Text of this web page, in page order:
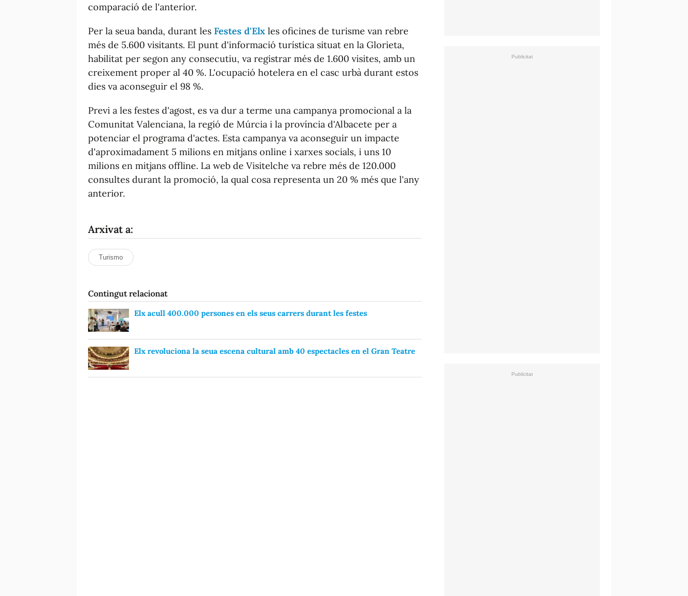
comparació de l'anterior.
Per la seua banda, durant les Festes d'Elx les oficines de turisme van rebre
més de 5.600 visitants. El punt d'informació turística situat en la Glorieta,
habilitat per segon any consecutiu, va registrar més de 1.600 visites, amb un
creixement proper al 40 %. L'ocupació hotelera en el casc urbà durant estos
dies va aconseguir el 98 %.
Previ a les festes d'agost, es va dur a terme una campanya promocional a la
Comunitat Valenciana, la regió de Múrcia i la província d'Albacete per a
potenciar el programa d'actes. Esta campanya va aconseguir un impacte
d'aproximadament 5 milions en mitjans online i xarxes socials, i uns 10
milions en mitjans offline. La web de Visitelche va rebre més de 120.000
consultes durant la promoció, la qual cosa representa un 20 % més que l'any
anterior.
Arxivat a:
Turismo
Contingut relacionat
Elx acull 400.000 persones en els seus carrers durant les festes
Elx revoluciona la seua escena cultural amb 40 espectacles en el Gran Teatre